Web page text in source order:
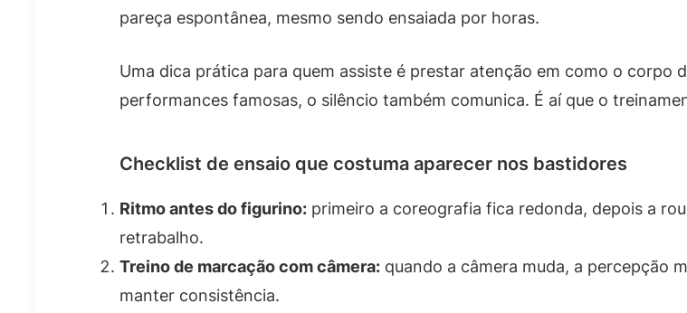
pareça espontânea, mesmo sendo ensaiada por horas.
Uma dica prática para quem assiste é prestar atenção em como o corpo
performances famosas, o silêncio também comunica. É aí que o
Checklist de ensaio que costuma aparecer nos bastidores
Ritmo antes do figurino: primeiro a coreografia fica redonda, depois a
retrabalho.
Treino de marcação com câmera: quando a câmera muda, a percepção
manter consistência.